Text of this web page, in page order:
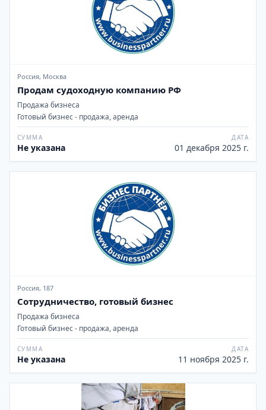
Россия, Москва
Продам судоходную компанию РФ
Продажа бизнеса
Готовый бизнес - продажа, аренда
СУММА
Не указана
ДАТА
01 декабря 2025 г.
Россия, 187
Сотрудничество, готовый бизнес
Продажа бизнеса
Готовый бизнес - продажа, аренда
СУММА
Не указана
ДАТА
11 ноября 2025 г.